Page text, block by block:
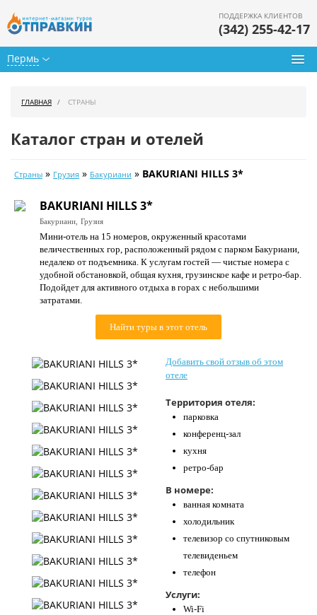
Пермь
ПОДДЕРЖКА КЛИЕНТОВ
(342) 255-42-17
Календарь туров
Цены дня
Страны
Как купить
О нас
ГЛАВНАЯ СТРАНЫ
Каталог стран и отелей
Страны » Грузия » Бакуриани » BAKURIANI HILLS 3*
BAKURIANI HILLS 3*
Бакуриани, Грузия
Мини-отель на 15 номеров, окруженный красотами
величественных гор, расположенный рядом с парком Бакуриани,
недалеко от подъемника. К услугам гостей — чистые номера с
удобной обстановкой, общая кухня, грузинское кафе и ретро-бар.
Подойдет для активного отдыха в горах с небольшими
затратами.
Найти туры в этот отель
Добавить свой отзыв об этом
отеле
Территория отеля:
парковка
конференц-зал
кухня
ретро-бар
В номере:
ванная комната
холодильник
телевизор со спутниковым
телевиденьем
телефон
Услуги:
Wi-Fi